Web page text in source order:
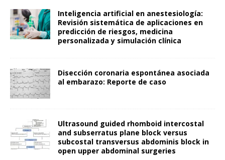
Inteligencia artificial en anestesiología:
Revisión sistemática de aplicaciones en
predicción de riesgos, medicina
personalizada y simulación clínica
Disección coronaria espontánea asociada
al embarazo: Reporte de caso
Ultrasound guided rhomboid intercostal
and subserratus plane block versus
subcostal transversus abdominis block in
open upper abdominal surgeries